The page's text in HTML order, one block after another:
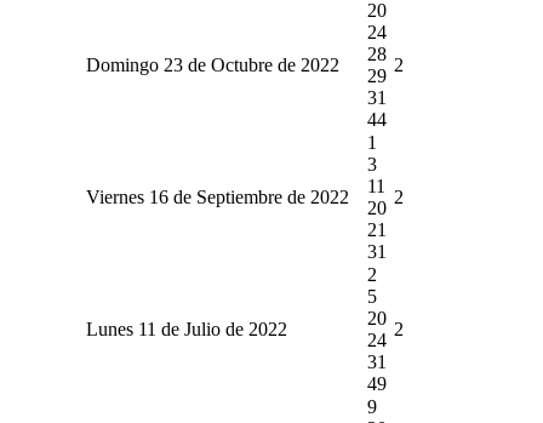
Domingo 23 de Octubre de 2022
20
24
28
29
31
44
2
Viernes 16 de Septiembre de 2022
1
3
11
20
21
31
2
Lunes 11 de Julio de 2022
2
5
20
24
31
49
2
9